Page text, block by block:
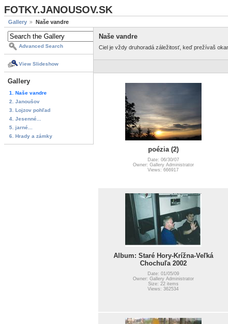
FOTKY.JANOUSOV.SK
Gallery Naše vandre
Advanced Search
View Slideshow
Gallery
1. Naše vandre
2. Janoušov
3. Lojzov pohľad
4. Jesenné...
5. jarné...
6. Hrady a zámky
Naše vandre
Ciel je vždy druhoradá záležitosť, keď prežívaš
poézia (2)
Date: 06/30/07
Owner: Gallery Administrator
Views: 666917
Album: Staré Hory-Krížna-Veľká
Chochuľa 2002
Date: 01/05/09
Owner: Gallery Administrator
Size: 22 items
Views: 362534